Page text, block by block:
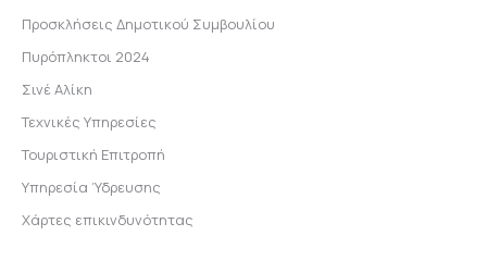
Προσκλήσεις Δημοτικού Συμβουλίου
Πυρόπληκτοι 2024
Σινέ Αλίκη
Τεχνικές Υπηρεσίες
Τουριστική Επιτροπή
Υπηρεσία Ύδρευσης
Χάρτες επικινδυνότητας